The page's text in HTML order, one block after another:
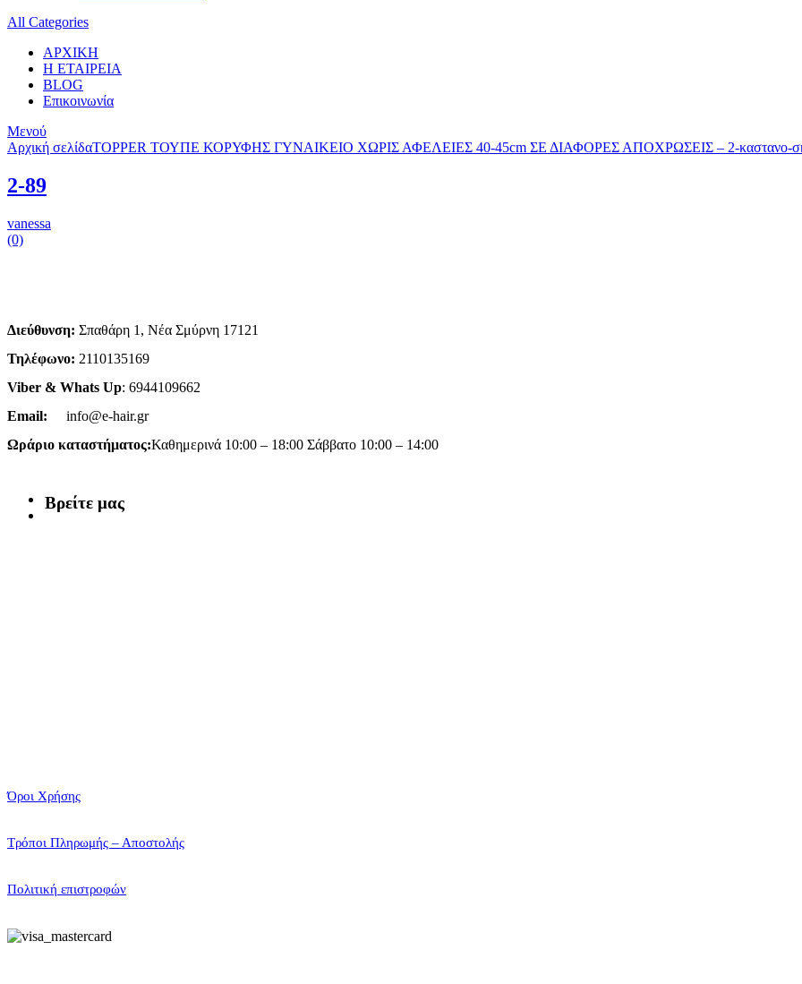
All Categories
ΑΡΧΙΚΗ
Η ΕΤΑΙΡΕΙΑ
BLOG
Επικοινωνία
Μενού
Αρχική σελίδαTOPPER ΤΟΥΠΕ ΚΟΡΥΦΗΣ ΓΥΝΑΙΚΕΙΟ ΧΩΡΙΣ ΑΦΕΛΕΙΕΣ 40-45cm ΣΕ ΔΙΑΦΟΡΕΣ ΑΠΟΧΡΩΣΕΙΣ – 2-καστανο-
2-89
vanessa
(0)
Διεύθυνση: Σπαθάρη 1, Νέα Σμύρνη 17121
Τηλέφωνο: 2110135169
Viber & Whats Up: 6944109662
Email:
info@e-hair.gr
Ωράριο καταστήματος:Καθημερινά 10:00 – 18:00 Σάββατο 10:00 – 14:00
Βρείτε μας
Όροι Χρήσης
Τρόποι Πληρωμής – Αποστολής
Πολιτική επιστροφών